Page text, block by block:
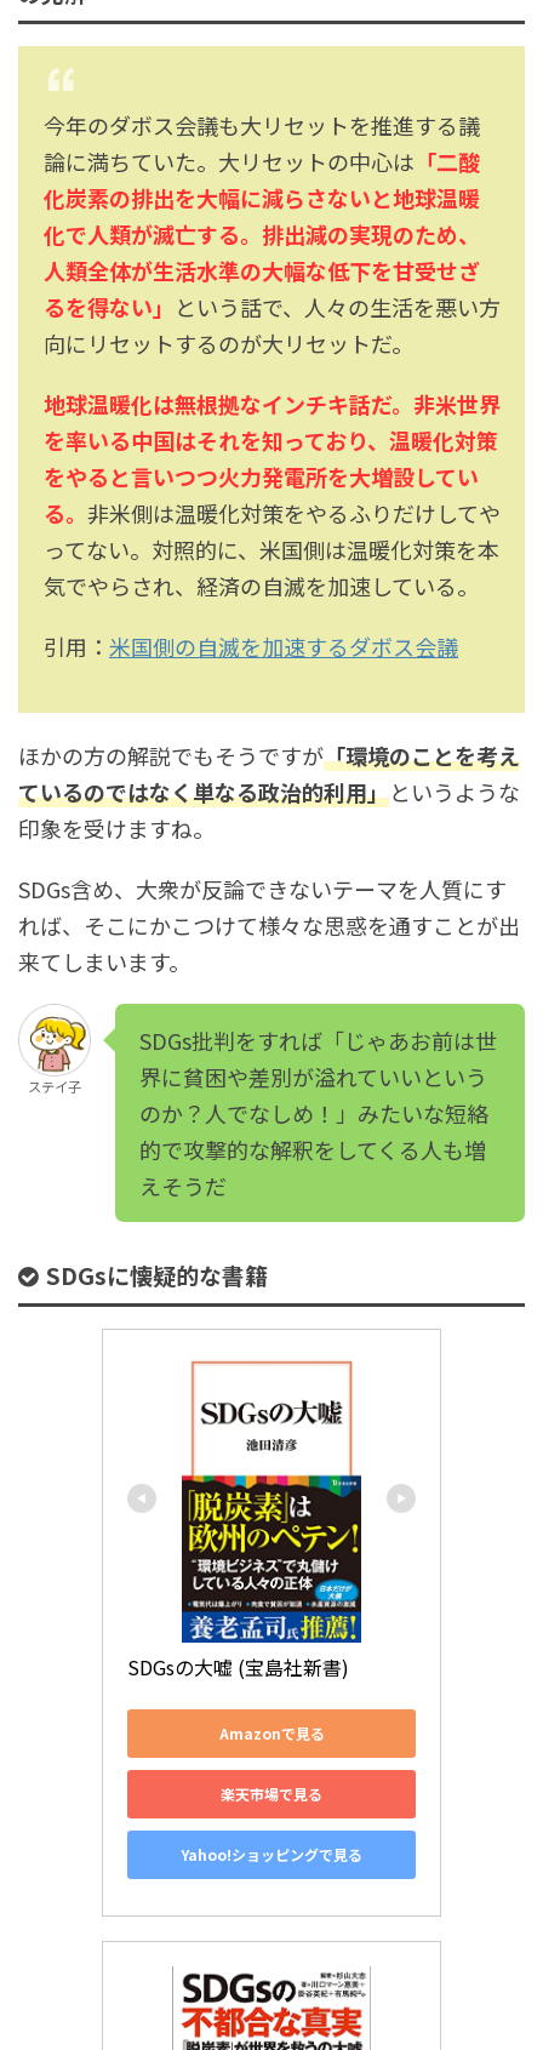
今年のダボス会議も大リセットを推進する議
論に満ちていた。大リセットの中心は 「二酸
化炭素の排出を大幅に減らさないと地球温暖
化で人類が滅亡する。排出減の実現のため、
人類全体が生活水準の大幅な低下を甘受せざ
るを得ない」 という話で、人々の生活を悪い方
向にリセットするのが大リセットだ。
地球温暖化は無根拠なインチキ話だ。非米世界
を率いる中国はそれを知っており、温暖化対策
をやると言いつつ火力発電所を大増設してい
る。 非米側は温暖化対策をやるふりだけしてや
ってない。対照的に、米国側は温暖化対策を本
気でやらされ、経済の自滅を加速している。
引用： 米国側の自滅を加速するダボス会議
ほかの方の解説でもそうですが「環境のことを考え
ているのではなく単なる政治的利用」というような
印象を受けますね。
SDGs含め、大衆が反論できないテーマを人質にす
れば、そこにかこつけて様々な思惑を通すことが出
来てしまいます。
ステイ子
SDGs批判をすれば「じゃあお前は世
界に貧困や差別が溢れていいという
のか？人でなしめ！」みたいな短絡
的で攻撃的な解釈をしてくる人も増
えそうだ
SDGsに懐疑的な書籍
SDGsの大嘘 (宝島社新書)
Amazonで見る
楽天市場で見る
Yahoo!ショッピングで見る